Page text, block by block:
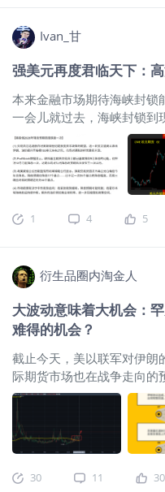
元如果测试近期低点的话，
多，等待央行的顺风车。但
年内相对高点反弹的话，则
出日元。长线上，日元和美
兄难弟的一对。有意思的是
美元出现破位行情的话，两
能会成为市场话题。上周美
测试了主要支撑位置，但是
效下破，未来几周可能还会
品种上，大的判断和上周一
幅震荡的行情，
资产了。卖啥呢，卖黄金。
翻倍了，那么其抛售黄金
2604(GCmain)$ $微黄金主
Ivan_甘
强美元再度君临天下：
本来金融市场期待海峡封锁
一会儿就过去，海峡封锁到
着高油价持续时间的增加
的经济风险。而过去一年十
后，一改以往弱势表现。在
储的降息预期已经不足25
个“缩表”的主席，这进一步
入了美元指数反转的窗口观
上的美元贬值的最后，都会
往在3-4个月时间，脉冲15-
低点位95点算，那美元将
和美股指等带来压力。 而
CME的欧元期货（6E）,毕
重，所以美元升值则欧元贬
时，已提醒过大家关注该品
欧元。目前看，策略是有效
有，若未持仓的朋友可小幅
110，则欧元也可能回探欧
1 4 5
衍生品圈内淘金人
大波动意味着大机会：
难得的机会？
截止今天，美以联军对伊朗
际期货市场也在战争走向
到紧平衡的波动放缓，再到
一场席卷全球的由战争引发
造成的资金调仓潮正在渐渐
国直接下场参战的战争似乎
的“斩首”行动，又让人怀疑
30 11 30